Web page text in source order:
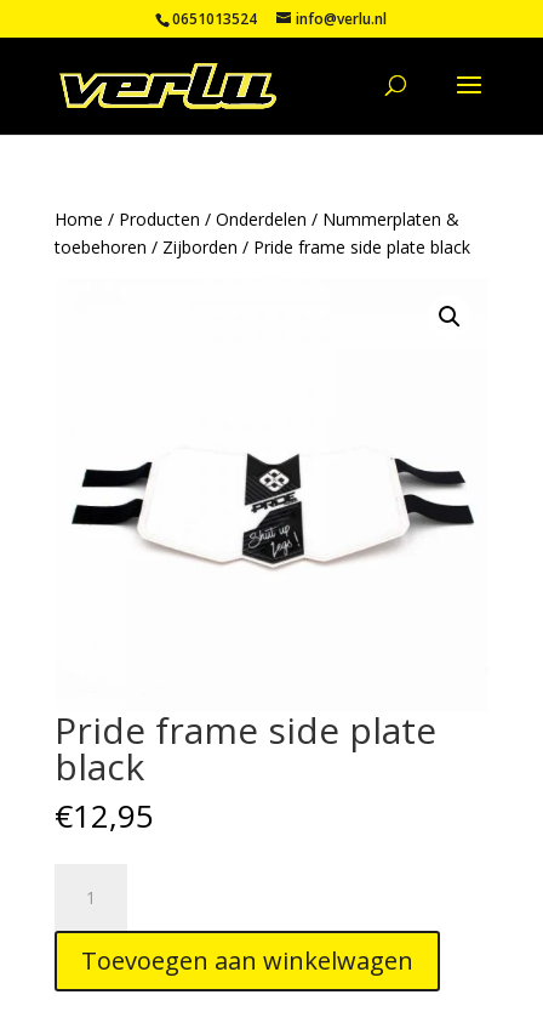
0651013524 info@verlu.nl
Home / Producten / Onderdelen / Nummerplaten &
toebehoren / Zijborden / Pride frame side plate black
Pride frame side plate
black
€12,95
frame
side
plate
black
Toevoegen aan winkelwagen